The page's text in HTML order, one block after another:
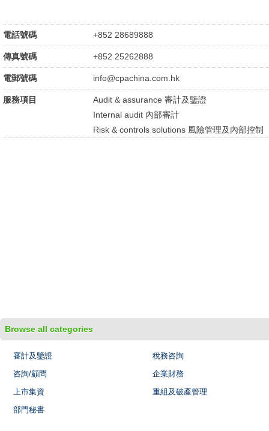
電話號碼 +852 28689888
傳真號碼 +852 25262888
電郵號碼 info@cpachina.com.hk
服務項目
Audit & assurance 審計及鑒證
Internal audit 內部審計
Risk & controls solutions 風險管理及內部控制
Browse all categories
審計及鑒證
稅務咨詢
咨詢/顧問
企業財務
上市集資
重組及破產管理
部門秘書